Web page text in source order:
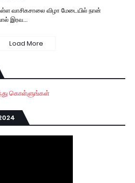
வாசிகசாலை விழா மேடையில் நான்
இரவ…
Load More
கொள்ளுங்கள்